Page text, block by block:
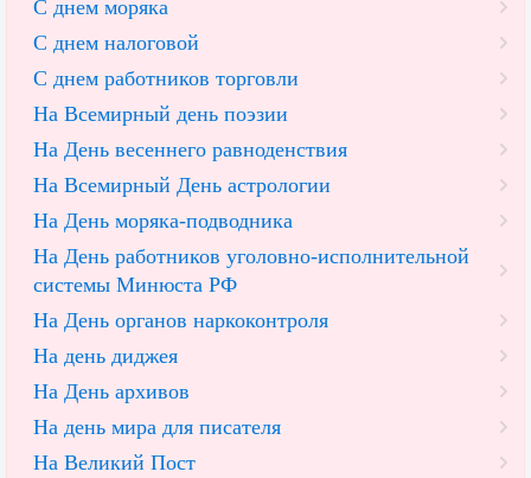
С днем моряка
С днем налоговой
С днем работников торговли
На Всемирный день поэзии
На День весеннего равноденствия
На Всемирный День астрологии
На День моряка-подводника
На День работников уголовно-исполнительной
системы Минюста РФ
На День органов наркоконтроля
На день диджея
На День архивов
На день мира для писателя
На Великий Пост